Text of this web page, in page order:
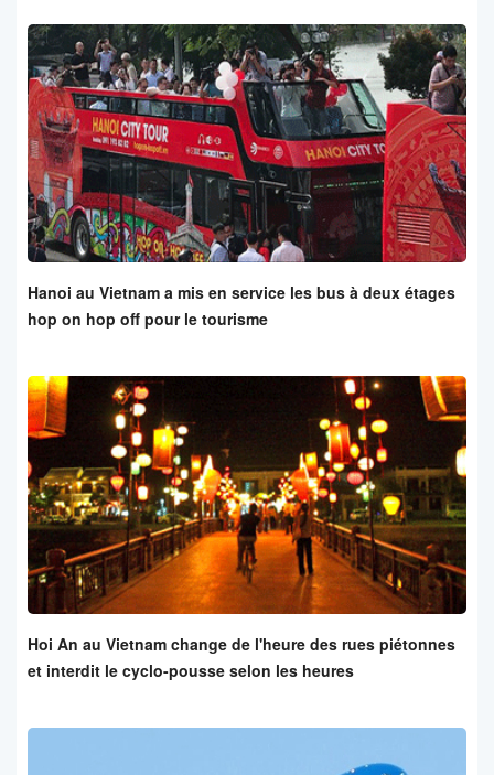
Hanoi au Vietnam a mis en service les bus à deux étages
hop on hop off pour le tourisme
Hoi An au Vietnam change de l'heure des rues piétonnes
et interdit le cyclo-pousse selon les heures